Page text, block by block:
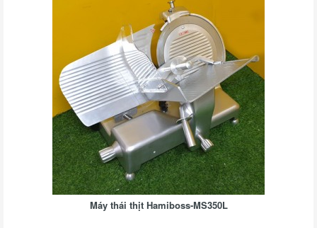
Máy thái thịt Hamiboss-MS350L